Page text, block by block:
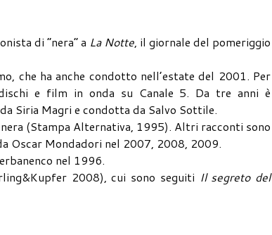
di “nera” a La Notte, il giornale del pomeriggio
che ha anche condotto nell’estate del 2001. Per
e film in onda su Canale 5. Da tre anni è
Siria Magri e condotta da Salvo Sottile.
(Stampa Alternativa, 1995). Altri racconti sono
Oscar Mondadori nel 2007, 2008, 2009.
nel 1996.
2008), cui sono seguiti Il segreto del